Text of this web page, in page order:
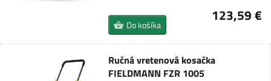
123,59 €
Do košíka
Ručná vretenová kosačka
FIELDMANN FZR 1005